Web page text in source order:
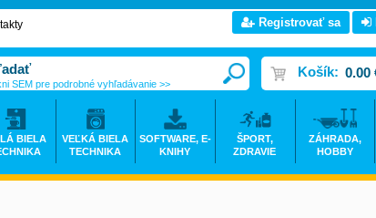
Registrovať sa
Košík: 0.00
SEM pre podrobné vyhľadávanie >>
BIELA
VEĽKÁ BIELA
TECHNIKA
SOFTWARE, E-
KNIHY
ŠPORT,
ZDRAVIE
ZÁHRADA,
HOBBY